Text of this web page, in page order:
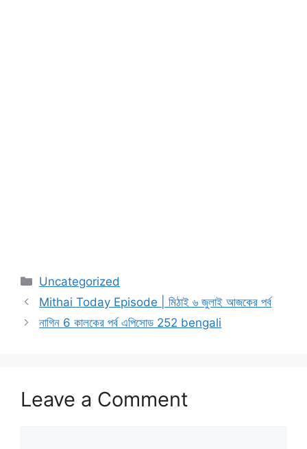
Categories
Uncategorized
Mithai Today Episode | মিঠাই ৬ জুলাই আজকের পর্ব
নাগিন 6 কালকের পর্ব এপিসোড 252 bengali
Leave a Comment